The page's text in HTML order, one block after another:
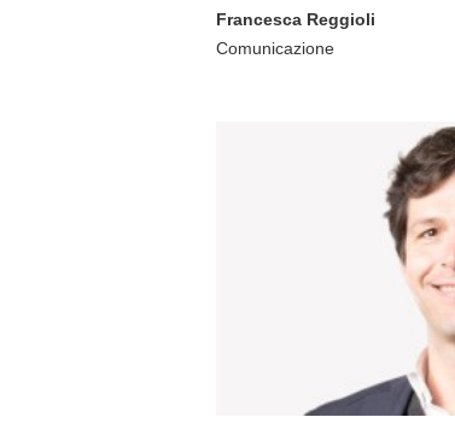
Francesca Reggioli
Comunicazione